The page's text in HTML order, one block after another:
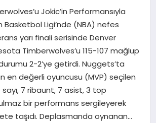
Jokic’in Performansıyla
Ligi’nde (NBA) nefes
yarı finali serisinde Denver
Timberwolves’u 115-107 mağlup
2-2’ye getirdi. Nuggets’ta
en değerli oyuncusu (MVP) seçilen
sayı, 7 ribaunt, 7 asist, 3 top
bir performans sergileyerek
taşıdı. Deplasmanda oynanan…